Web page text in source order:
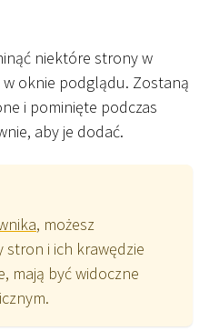
niektóre strony w
oknie podglądu. Zostaną
i pominięte podczas
aby je dodać.
, możesz
stron i ich krawędzie
mają być widoczne